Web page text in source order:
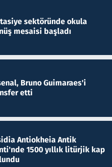
sektöründe okula
mesaisi başladı
Bruno Guimaraes'i
etti
Antiokheia Antik
1500 yıllık litürjik kap